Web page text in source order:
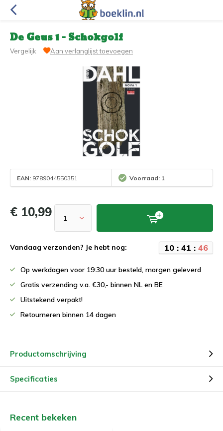
De Geus 1 - Schokgolf
Vergelijk Aan verlanglijst toevoegen
EAN: 9789044550351 Voorraad: 1
€ 10,99
Vandaag verzonden? Je hebt nog: 10: 41 : 46
Op werkdagen voor 19:30 uur besteld, morgen geleverd
Gratis verzending v.a. €30,- binnen NL en BE
Uitstekend verpakt!
Retourneren binnen 14 dagen
Productomschrijving
Specificaties
Recent bekeken